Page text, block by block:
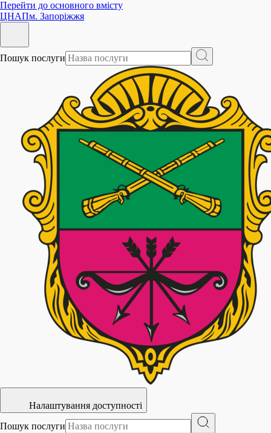
Перейти до основного вмісту
ЦНАПм. Запоріжжя
Пошук послуги
Налаштування доступності
Пошук послуги